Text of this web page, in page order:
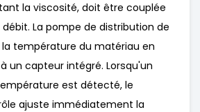
la viscosité, doit être couplée
La pompe de distribution de
température du matériau en
un capteur intégré. Lorsqu'un
est détecté, le
ajuste immédiatement la